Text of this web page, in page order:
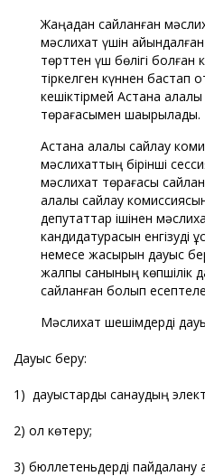
Жаңадан сайланған
мәслихат үшін
төрттен үш бөлігі
тіркелген күннен бастап
кешіктірмей Астана
төрағасымен шақырылады.
Астана қалалық сайлау
мәслихаттың бірінші
мәслихат төрағасы
қалалық сайлау
депутаттар ішінен
кандидатурасын
немесе жасырын дауыс
жалпы санының көпшілік
сайланған болып
Мәслихат шешімдерді
Дауыс беру:
1) дауыстарды санаудың
2) қол көтеру;
3) бюллетеньдерді пайдалану